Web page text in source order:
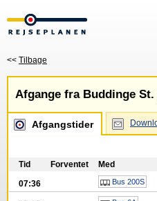
<< Tilbage
Afgange fra Buddinge St.
Afgangstider
Tid Forventet Med
07:36
Bus 200S